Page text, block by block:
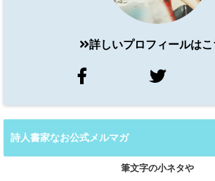
詳しいプロフィールはこ
詩人書家なお公式メルマガ
筆文字の小ネタや